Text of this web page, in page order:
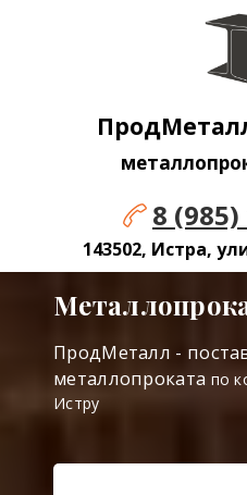
8 (985)
143502, Истра,
ПродМеталл -
металлопроката по
Истру